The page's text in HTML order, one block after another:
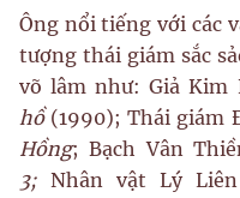
Ông nổi tiếng với các
tượng thái giám sắc
võ lâm như: Giả Kim
hồ(1990); Thái giám
Hồng; Bạch Vân
3;Nhân vật Lý